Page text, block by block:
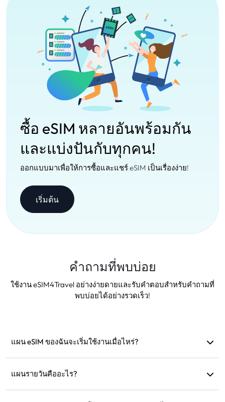
ซื้อ eSIM หลายอันพร้อมกัน
และแบ่งปันกับทุกคน!
ออกแบบมาเพื่อให้การซื้อและแชร์ eSIM เป็นเรื่องง่าย!
เริ่มต้น
คำถามที่พบบ่อย
ใช้งาน eSIM4Travel อย่างง่ายดายและรับคำตอบสำหรับคำถามที่
พบบ่อยได้อย่างรวดเร็ว!
แผน eSIM ของฉันจะเริ่มใช้งานเมื่อไหร่?
แนะนำให้ติดตั้งก่อนออกเดินทาง
แผนรายวันคืออะไร?